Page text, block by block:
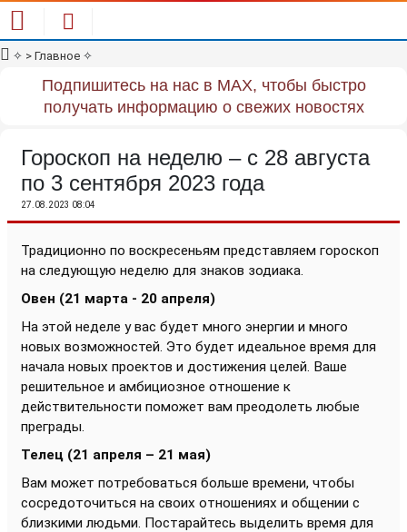
✧ > Главное ✧
Подпишитесь на нас в MAX, чтобы быстро
получать информацию о свежих новостях
Гороскоп на неделю – с 28 августа
по 3 сентября 2023 года
27.08.2023 08:04
Традиционно по воскресеньям представляем гороскоп
на следующую неделю для знаков зодиака.
Овен (21 марта - 20 апреля)
На этой неделе у вас будет много энергии и много
новых возможностей. Это будет идеальное время для
начала новых проектов и достижения целей. Ваше
решительное и амбициозное отношение к
действительности поможет вам преодолеть любые
преграды.
Телец (21 апреля – 21 мая)
Вам может потребоваться больше времени, чтобы
сосредоточиться на своих отношениях и общении с
близкими людьми. Постарайтесь выделить время для